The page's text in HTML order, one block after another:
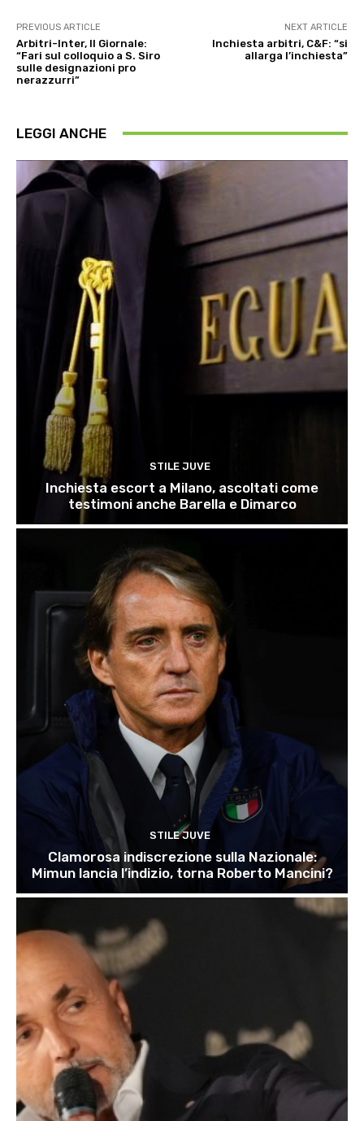
PREVIOUS ARTICLE
Arbitri-Inter, Il Giornale:
“Fari sul colloquio a S. Siro
sulle designazioni pro
nerazzurri”
NEXT ARTICLE
Inchiesta arbitri, C&F: “si
allarga l’inchiesta”
LEGGI ANCHE
STILE JUVE
Inchiesta escort a Milano, ascoltati come
testimoni anche Barella e Dimarco
STILE JUVE
Clamorosa indiscrezione sulla Nazionale:
Mimun lancia l’indizio, torna Roberto Mancini?